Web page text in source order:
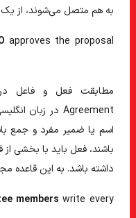
به هم متصل می‌شوند، از یک
approvesthe proposal
مطابقت فعل و فاعل در
Agreement در زبان انگلیسی
باشند، فعل باید با بخشی
داشته باشد. به این قاعده
members writeevery